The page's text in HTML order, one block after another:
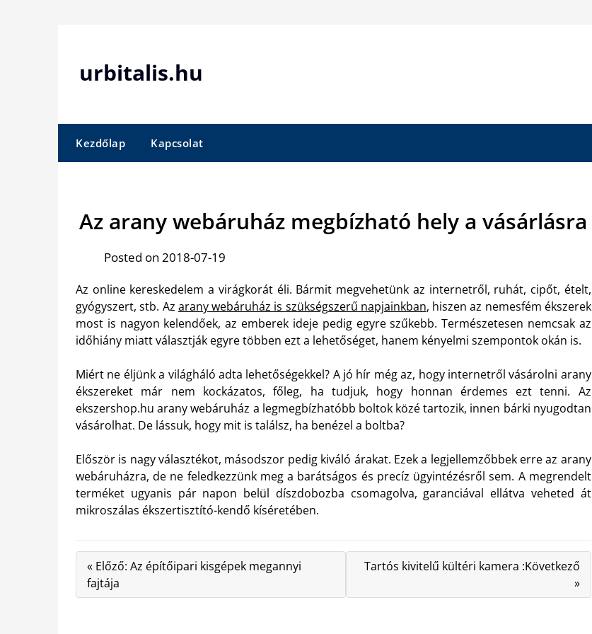
urbitalis.hu
Kezdőlap Kapcsolat
Az arany webáruház megbízható hely a vásárlásra
Posted on 2018-07-19
Az online kereskedelem a virágkorát éli. Bármit megvehetünk az internetről, ruhát, cipőt, ételt,
gyógyszert, stb. Az arany webáruház is szükségszerű napjainkban, hiszen az nemesfém ékszerek
most is nagyon kelendőek, az emberek ideje pedig egyre szűkebb. Természetesen nemcsak az
időhiány miatt választják egyre többen ezt a lehetőséget, hanem kényelmi szempontok okán is.
Miért ne éljünk a világháló adta lehetőségekkel? A jó hír még az, hogy internetről vásárolni arany
ékszereket már nem kockázatos, főleg, ha tudjuk, hogy honnan érdemes ezt tenni. Az
ekszershop.hu arany webáruház a legmegbízhatóbb boltok közé tartozik, innen bárki nyugodtan
vásárolhat. De lássuk, hogy mit is találsz, ha benézel a boltba?
Először is nagy választékot, másodszor pedig kiváló árakat. Ezek a legjellemzőbbek erre az arany
webáruházra, de ne feledkezzünk meg a barátságos és precíz ügyintézésről sem. A megrendelt
terméket ugyanis pár napon belül díszdobozba csomagolva, garanciával ellátva veheted át
mikroszálas ékszertisztító-kendő kíséretében.
« Előző: Az építőipari kisgépek megannyi
fajtája
Tartós kivitelű kültéri kamera :Következő
»